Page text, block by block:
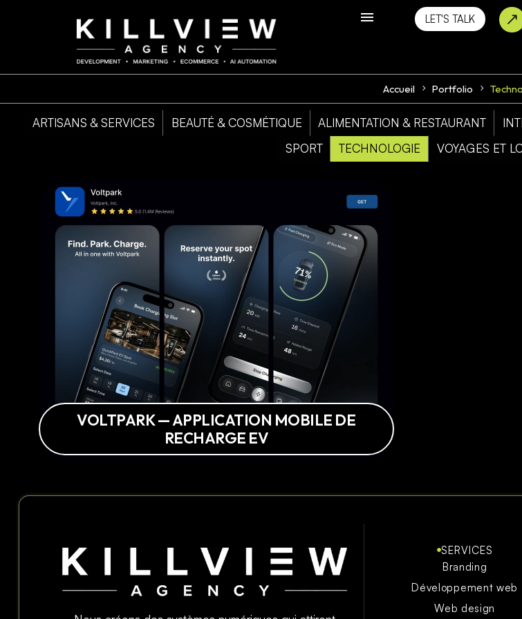
LET'S TALK
Accueil Portfolio
ARTISANS & SERVICES BEAUTÉ & COSMÉTIQUE ALIMENTATION & RESTAURANT
SPORT
TECHNOLOGIE VOYAGES ET
VOLTPARK — APPLICATION MOBILE DE
RECHARGE EV
SERVICES
Branding
Développement web
Web design